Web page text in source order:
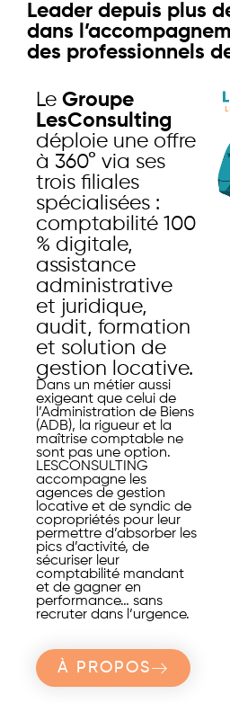
Leader depuis plus
dans
des professionnels
Le Groupe
LesConsulting
déploie une offre
à 360° via ses
trois filiales
spécialisées :
comptabilité 100
% digitale,
assistance
administrative
et juridique,
audit, formation
et solution de
gestion locative.
Dans un métier aussi
exigeant que celui de
l’Administration de Biens
(ADB), la rigueur et la
maîtrise comptable ne
sont pas une option.
LESCONSULTING
accompagne les
agences de gestion
locative et de syndic de
copropriétés pour leur
permettre d’absorber les
pics d’activité, de
sécuriser leur
comptabilité mandant
et de gagner en
performance… sans
recruter dans l’urgence.
À PROPOS